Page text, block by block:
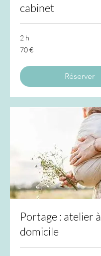
cabinet
2 h
70
euros
70 €
Réserver
Portage : atelier à
domicile